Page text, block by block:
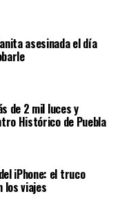
asesinada el día
de 2 mil luces y
Histórico de Puebla
iPhone: el truco
los viajes